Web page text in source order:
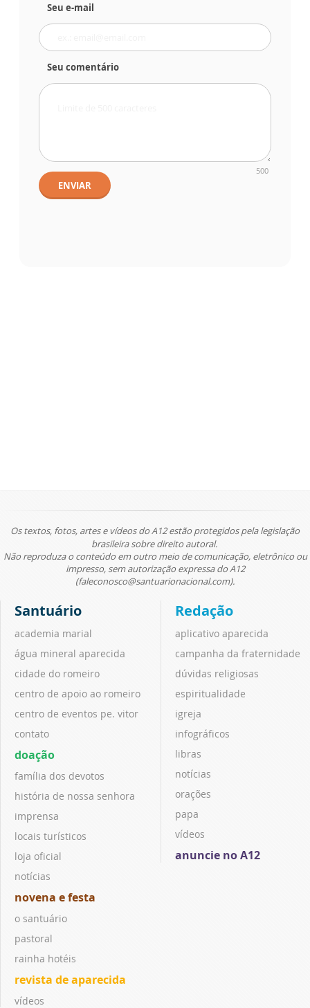
Seu e-mail
Seu comentário
500
ENVIAR
Os textos, fotos, artes e vídeos do A12 estão protegidos pela legislação
brasileira sobre direito autoral.
Não reproduza o conteúdo em outro meio de comunicação, eletrônico ou
impresso, sem autorização expressa do A12
(faleconosco@santuarionacional.com).
Santuário
academia marial
água mineral aparecida
cidade do romeiro
centro de apoio ao romeiro
centro de eventos pe. vitor
contato
doação
família dos devotos
história de nossa senhora
imprensa
locais turísticos
loja oficial
notícias
novena e festa
o santuário
pastoral
rainha hotéis
revista de aparecida
vídeos
Redação
aplicativo aparecida
campanha da fraternidade
dúvidas religiosas
espiritualidade
igreja
infográficos
libras
notícias
orações
papa
vídeos
anuncie no A12